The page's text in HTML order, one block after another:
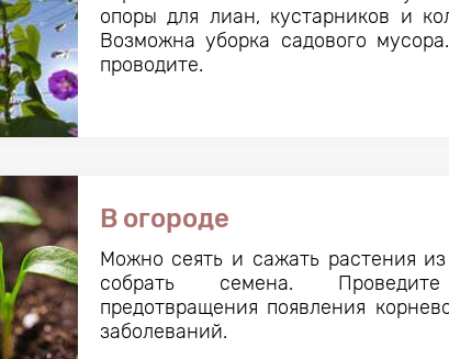
опоры для лиан, кустарников и
Возможна уборка садового
проводите.
В огороде
Можно сеять и сажать растения
собрать семена.
предотвращения появления
заболеваний.